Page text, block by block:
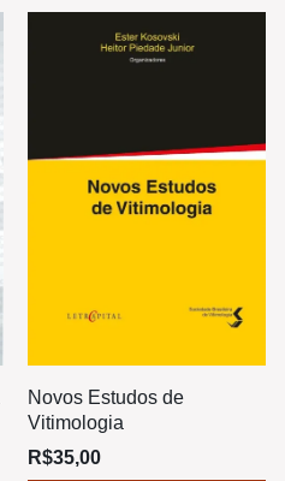
Novos Estudos de
Vitimologia
R$35,00